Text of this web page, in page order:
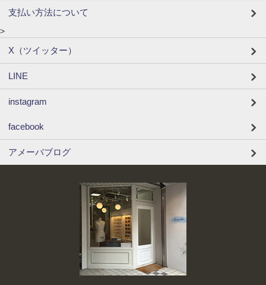
支払い方法について
>
X（ツイッター）
LINE
instagram
facebook
アメーバブログ